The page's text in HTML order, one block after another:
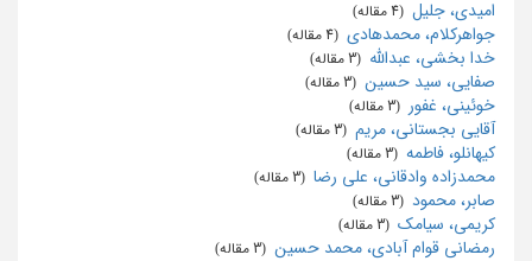
امیدی، جلیل
جواهرکلام، محمدهادی
خدا بخشی، عبدالله
صفایی، سید حسین
خوئینی، غفور
آقایی بجستانی، مریم
کیهانلو، فاطمه
محمدزاده وادقانی، علی رضا
صابر، محمود
کریمی، سیامک
رمضانی قوام آبادی، محمد حسین